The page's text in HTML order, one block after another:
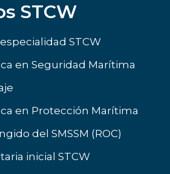
STCW
STCW
en Seguridad Marítima
en Protección Marítima
del SMSSM (ROC)
inicial STCW